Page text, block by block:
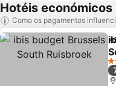
Hotéis
Como os pagamentos
2